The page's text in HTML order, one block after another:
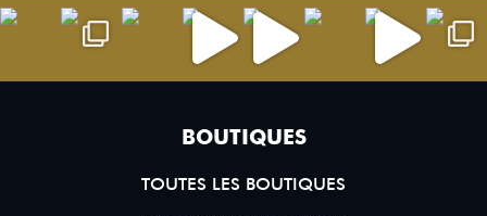
BOUTIQUES
TOUTES LES BOUTIQUES